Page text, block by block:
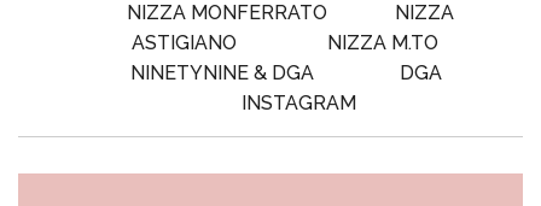
NIZZA MONFERRATO
NIZZA
ASTIGIANO
NIZZA M.TO
NINETYNINE & DGA
DGA
INSTAGRAM